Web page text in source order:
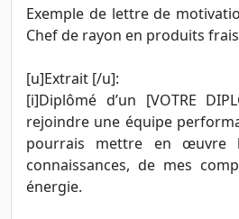
Exemple de lettre de
Chef de rayon en produits
[u]Extrait [/u]:
[i]Diplômé d’un [VOTRE
rejoindre une équipe
pourrais mettre en œuvre
connaissances, de mes
énergie.